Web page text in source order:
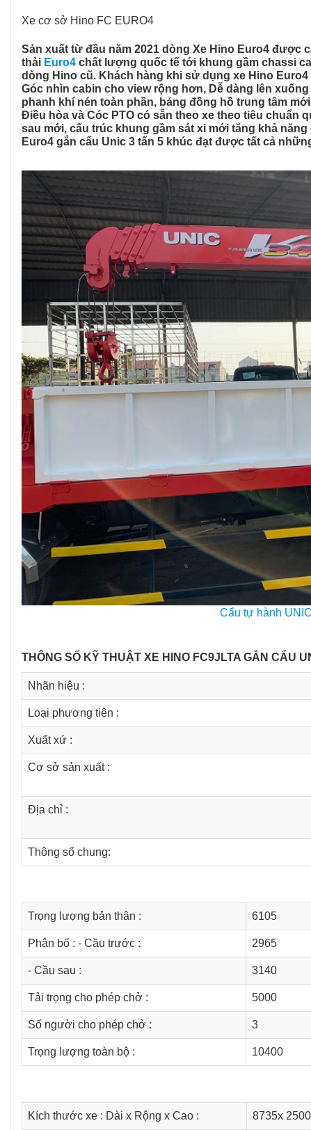
Xe cơ sở Hino FC EURO4
Sản xuất từ đầu năm 2021 dòng Xe Hino Euro4
thải Euro4 chất lượng quốc tế tới khung gầm chassi
dòng Hino cũ. Khách hàng khi sử dụng xe Hino
Góc nhìn cabin cho view rộng hơn, Dễ dàng lên
phanh khí nén toàn phần, bảng đồng hồ trung tâm
Điều hòa và Cóc PTO có sẵn theo xe theo tiêu chuẩn
sau mới, cấu trúc khung gầm sát xi mới tăng khả
Euro4 gắn cẩu Unic 3 tấn 5 khúc đạt được tất cả
Cẩu tự hành
THÔNG SỐ KỸ THUẬT XE HINO FC9JLTA GẮN CẨU
Nhãn hiệu :
Loại phương tiện :
Xuất xứ :
Cơ sở sản xuất :
Địa chỉ :
Thông số chung:
Trọng lượng bản thân : 6105
Phân bố : - Cầu trước : 2965
- Cầu sau : 3140
Tải trọng cho phép chở : 5000
Số người cho phép chở : 3
Trọng lượng toàn bộ : 10400
Kích thước xe : Dài x Rộng x Cao : 8735x